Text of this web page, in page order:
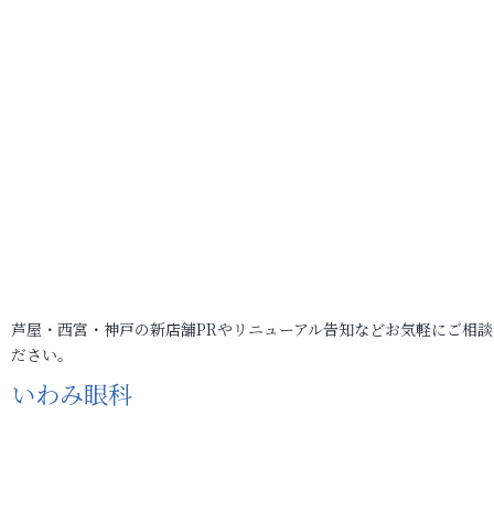
芦屋・西宮・神戸の新店舗PRやリニューアル告知などお気軽にご相
ださい。
いわみ眼科